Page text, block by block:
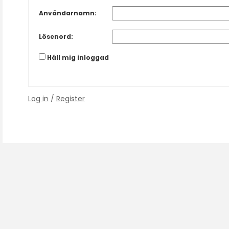
Användarnamn:
Lösenord:
Håll mig inloggad
Log in / Register